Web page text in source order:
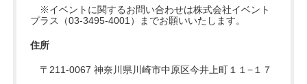
※イベントに関するお問い合わせは株式会社イベント
プラス（03-3495-4001）までお願いいたします。
住所
〒211-0067 神奈川県川崎市中原区今井上町１１−１７